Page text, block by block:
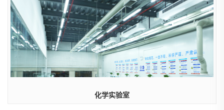
化学实验室